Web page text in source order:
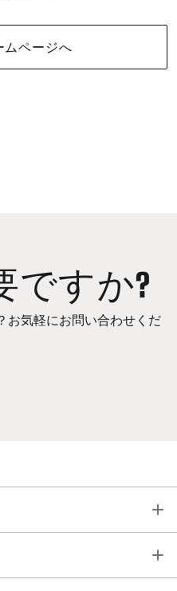
ムページへ
ですか?
お気軽にお問い合わせくだ